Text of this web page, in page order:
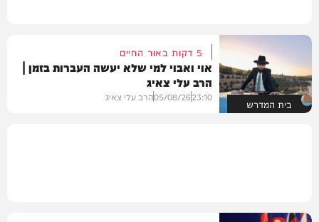
בית המדרש
5 דקות באור החיים
אוי ואבוי למי שלא יעשה העברות בזמן |
הרב עלי צאיג
23:10
05/08/26הרב עלי צאיג